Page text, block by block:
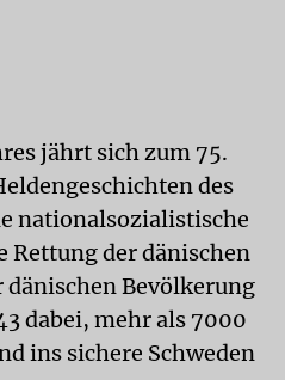
jährt sich zum 75.
des
nationalsozialistische
Rettung der dänischen
dänischen Bevölkerung
dabei, mehr als 7000
ins sichere Schweden